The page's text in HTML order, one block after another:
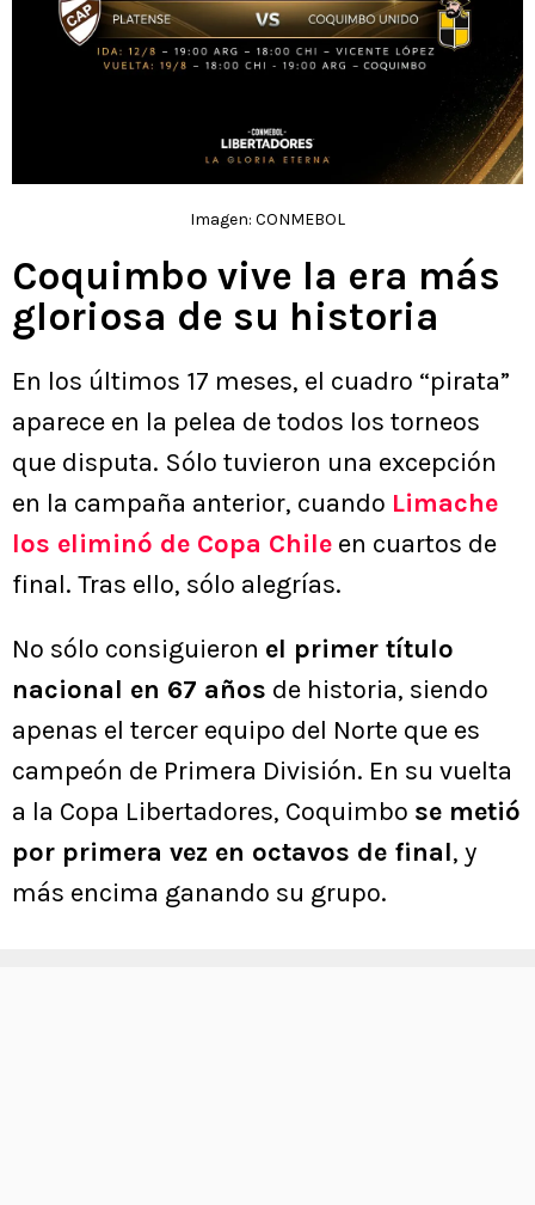
Imagen: CONMEBOL
Coquimbo vive la era más
gloriosa de su historia
En los últimos 17 meses, el cuadro “pirata”
aparece en la pelea de todos los torneos
que disputa. Sólo tuvieron una excepción
en la campaña anterior, cuando Limache
los eliminó de Copa Chile en cuartos de
final. Tras ello, sólo alegrías.
No sólo consiguieron el primer título
nacional en 67 años de historia, siendo
apenas el tercer equipo del Norte que es
campeón de Primera División. En su vuelta
a la Copa Libertadores, Coquimbo se metió
por primera vez en octavos de final, y
más encima ganando su grupo.